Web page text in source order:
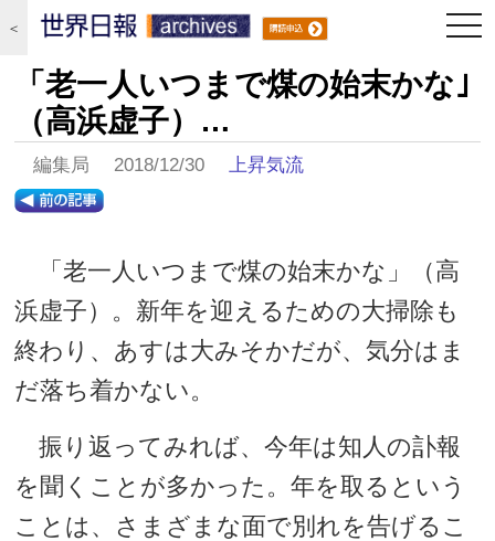
＜
「老一人いつまで煤の始末かな｣
（高浜虚子）…
編集局 2018/12/30上昇気流
「老一人いつまで煤の始末かな」（高
浜虚子）。新年を迎えるための大掃除も
終わり、あすは大みそかだが、気分はま
だ落ち着かない。
振り返ってみれば、今年は知人の訃報
を聞くことが多かった。年を取るという
ことは、さまざまな面で別れを告げるこ